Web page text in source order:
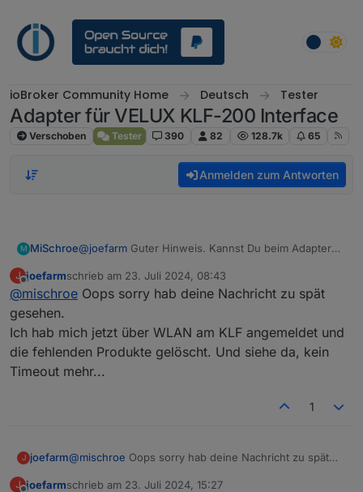
ioBroker Community Home Deutsch Tester
Adapter für VELUX KLF-200 Interface
Verschoben Tester 390 82 128.7k 65
Anmelden zum Antworten
M MiSchroe@joefarm Guter Hinweis. Kannst Du beim Adapter
posten? Ich probiere mal parallel, ob ich das
zuhause nachstellen kann.
J
Offline
joefarmschrieb am 23. Juli 2024, 08:43
zuletzt editiert von
@mischroe Oops sorry hab deine Nachricht zu spät
gesehen.
Ich hab mich jetzt über WLAN am KLF angemeldet und
die fehlenden Produkte gelöscht. Und siehe da, kein
Timeout mehr...
1
J joefarm@mischroe Oops sorry hab deine Nachricht zu spät
Ich hab mich jetzt über WLAN am KLF angemeldet und
J joefarmschrieb am 23. Juli 2024, 15:27